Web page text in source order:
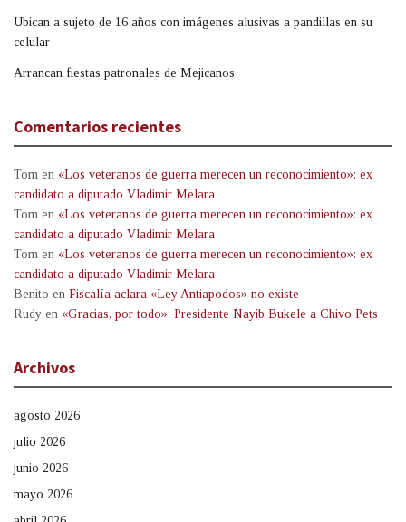
Ubican a sujeto de 16 años con imágenes alusivas a pandillas en su
celular
Arrancan fiestas patronales de Mejicanos
Comentarios recientes
Tom en «Los veteranos de guerra merecen un reconocimiento»: ex
candidato a diputado Vladimir Melara
Tom en «Los veteranos de guerra merecen un reconocimiento»: ex
candidato a diputado Vladimir Melara
Tom en «Los veteranos de guerra merecen un reconocimiento»: ex
candidato a diputado Vladimir Melara
Benito en Fiscalía aclara «Ley Antiapodos» no existe
Rudy en «Gracias, por todo»: Presidente Nayib Bukele a Chivo Pets
Archivos
agosto 2026
julio 2026
junio 2026
mayo 2026